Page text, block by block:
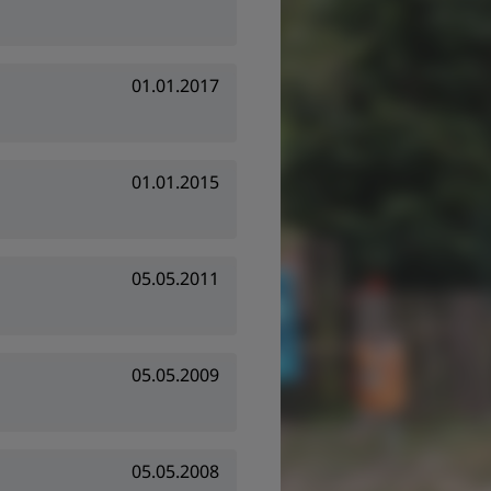
01.01.2017
01.01.2015
05.05.2011
05.05.2009
05.05.2008